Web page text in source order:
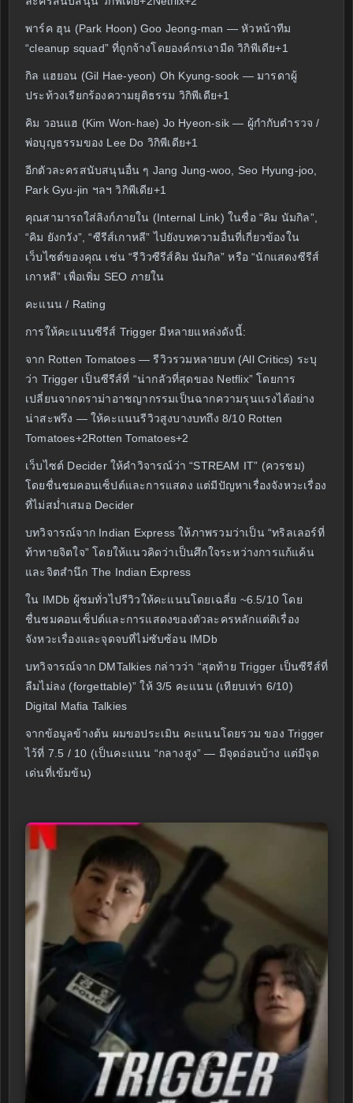
พาร์ค ฮุน (Park Hoon) Goo Jeong-man — หัวหน้าทีม
“cleanup squad” ที่ถูกจ้างโดยองค์กรเงามืด วิกิพีเดีย+1
กิล แฮยอน (Gil Hae-yeon) Oh Kyung-sook — มารดาผู้
ประท้วงเรียกร้องความยุติธรรม วิกิพีเดีย+1
คิม วอนแฮ (Kim Won-hae) Jo Hyeon-sik — ผู้กำกับตำรวจ /
พ่อบุญธรรมของ Lee Do วิกิพีเดีย+1
อีกตัวละครสนับสนุนอื่น ๆ Jang Jung-woo, Seo Hyung-joo,
Park Gyu-jin ฯลฯ วิกิพีเดีย+1
คุณสามารถใส่ลิงก์ภายใน (Internal Link) ในชื่อ “คิม นัมกิล”,
“คิม ยังกวัง”, “ซีรีส์เกาหลี” ไปยังบทความอื่นที่เกี่ยวข้องใน
เว็บไซต์ของคุณ เช่น “รีวิวซีรีส์คิม นัมกิล” หรือ “นักแสดงซีรีส์
เกาหลี” เพื่อเพิ่ม SEO ภายใน
คะแนน / Rating
การให้คะแนนซีรีส์ Trigger มีหลายแหล่งดังนี้:
จาก Rotten Tomatoes — รีวิวรวมหลายบท (All Critics) ระบุ
ว่า Trigger เป็นซีรีส์ที่ “น่ากลัวที่สุดของ Netflix” โดยการ
เปลี่ยนจากดราม่าอาชญากรรมเป็นฉากความรุนแรงได้อย่าง
น่าสะพรึง — ให้คะแนนรีวิวสูงบางบทถึง 8/10 Rotten
Tomatoes+2Rotten Tomatoes+2
เว็บไซต์ Decider ให้คำวิจารณ์ว่า “STREAM IT” (ควรชม)
โดยชื่นชมคอนเซ็ปต์และการแสดง แต่มีปัญหาเรื่องจังหวะเรื่อง
ที่ไม่สม่ำเสมอ Decider
บทวิจารณ์จาก Indian Express ให้ภาพรวมว่าเป็น “ทริลเลอร์ที่
ท้าทายจิตใจ” โดยให้แนวคิดว่าเป็นศึกใจระหว่างการแก้แค้น
และจิตสำนึก The Indian Express
ใน IMDb ผู้ชมทั่วไปรีวิวให้คะแนนโดยเฉลี่ย ~6.5/10 โดย
ชื่นชมคอนเซ็ปต์และการแสดงของตัวละครหลักแต่ติเรื่อง
จังหวะเรื่องและจุดจบที่ไม่ซับซ้อน IMDb
บทวิจารณ์จาก DMTalkies กล่าวว่า “สุดท้าย Trigger เป็นซีรีส์ที่
ลืมไม่ลง (forgettable)” ให้ 3/5 คะแนน (เทียบเท่า 6/10)
Digital Mafia Talkies
จากข้อมูลข้างต้น ผมขอประเมิน คะแนนโดยรวม ของ Trigger
ไว้ที่ 7.5 / 10 (เป็นคะแนน “กลางสูง” — มีจุดอ่อนบ้าง แต่มีจุด
เด่นที่เข้มข้น)